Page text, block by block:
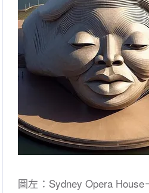
圖左：Sydney Opera